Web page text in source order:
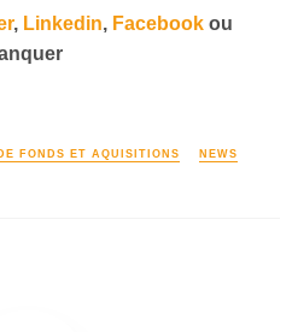
, Linkedin, Facebook ou
FONDS ET AQUISITIONS NEWS